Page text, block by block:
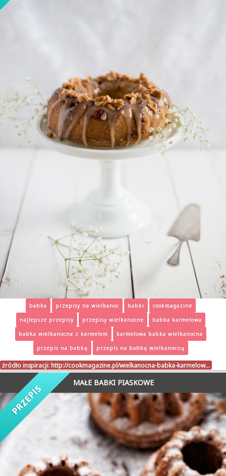
babka przepisy na wielkanoc babki
cookmagazine
najlepsze przepisy
przepisy wielkanocne
babka karmelowa
babka wielkanocna z karmelem
karmelowa babka wielkanocna
przepis na babkę
przepis na babkę wielkanocną
źródło inspiracji: http://cookmagazine.pl/wielkanocna-babka-karmelow…
MAŁE BABKI PIASKOWE